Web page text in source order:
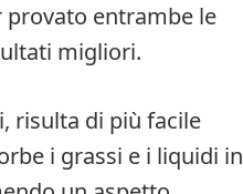
provato entrambe le
migliori.
risulta di più facile
i grassi e i liquidi in